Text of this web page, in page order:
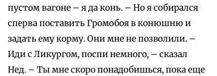
пустом вагоне – я да конь. – Но я собирался
сперва поставить Громобоя в конюшню и
задать ему корму. Они мне не позволили. –
Иди с Ликургом, поспи немного, – сказал
Нед. – Ты мне скоро понадобишься, пока еще